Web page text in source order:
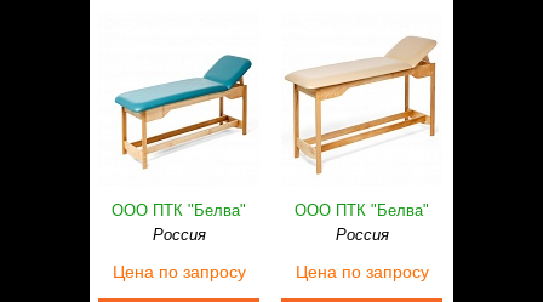
ООО ПТК "Белва"
Россия
Цена по запросу
ООО ПТК "Белва"
Россия
Цена по запросу